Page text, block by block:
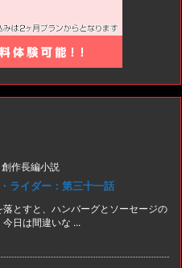
創作長編小説
ライダー：第三十一話
とすと、ハンバーグとソーセージの
日は間違いな ...